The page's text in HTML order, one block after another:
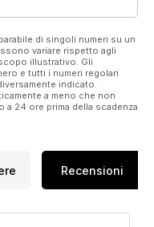
di singoli numeri su un
variare rispetto agli
illustrativo. Gli
e tutti i numeri regolari
indicato.
a meno che non
a 24 ore prima della scadenza
Recensioni